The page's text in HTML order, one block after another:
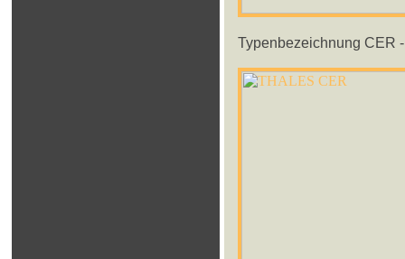
Typenbezeichnung CER